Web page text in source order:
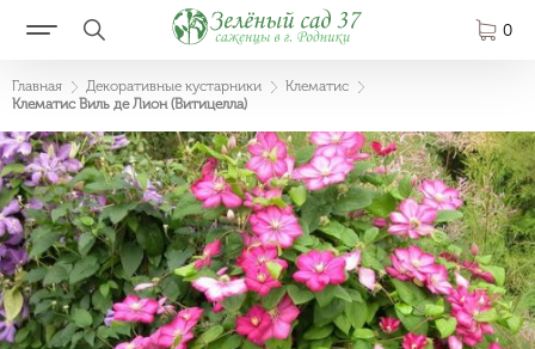
0
Главная Декоративные кустарники
Клематис
Клематис Виль де Лион (Витицелла)